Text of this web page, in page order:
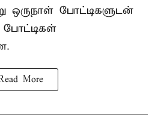
ஒருநாள் போட்டிகளுடன்
போட்டிகள்
More